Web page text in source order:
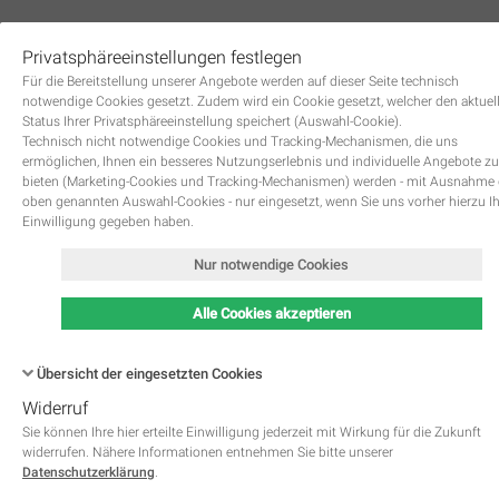
Mieten und kaufen Sie
online Kunst für Ihr Büro
Kunst für Ihr Zuhause
Kunst für Ihre
Privatsphäreeinstellungen festlegen
Für die Bereitstellung unserer Angebote werden auf dieser Seite technisch
notwendige Cookies gesetzt. Zudem wird ein Cookie gesetzt, welcher den
Status Ihrer Privatsphäreeinstellung speichert (Auswahl-Cookie).
Technisch nicht notwendige Cookies und Tracking-Mechanismen, die uns
ermöglichen, Ihnen ein besseres Nutzungserlebnis und individuelle Angebote zu
bieten (Marketing-Cookies und Tracking-Mechanismen) werden - mit Ausnahme
oben genannten Auswahl-Cookies - nur eingesetzt, wenn Sie uns vorher hierzu
Einwilligung gegeben haben.
Nur notwendige Cookies
Alle Cookies akzeptieren
Übersicht der eingesetzten Cookies
Name
This cookie is native to PHP
applications. The cookie is
Widerruf
Sie können Ihre hier erteilte Einwilligung jederzeit mit Wirkung für die Zukunft
widerrufen. Nähere Informationen entnehmen Sie bitte unserer
Datenschutzerklärung.